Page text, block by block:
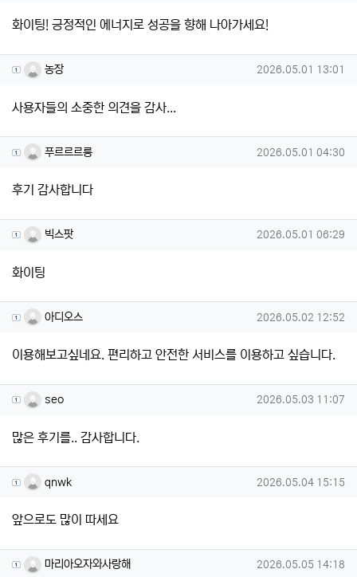
화이팅! 긍정적인 에너지로 성공을 향해 나아가세요!
농장님의 댓글
농장 작성일
2026.05.01 13:01
사용자들의 소중한 의견을 감사...
푸르르르릉님의 댓글
푸르르르릉 작성일
2026.05.01 04:30
후기 감사합니다
빅스팟님의 댓글
빅스팟 작성일
2026.05.01 06:29
화이팅
아디오스님의 댓글
아디오스 작성일
2026.05.02 12:52
이용해보고싶네요. 편리하고 안전한 서비스를 이용하고 싶습니다.
seo님의 댓글
seo 작성일
2026.05.03 11:07
많은 후기를.. 감사합니다.
qnwk님의 댓글
qnwk 작성일
2026.05.04 15:15
앞으로도 많이 따세요
마리아오자와사랑해님의 댓글
마리아오자와사랑해 작성일
2026.05.05 14:18